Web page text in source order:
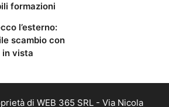
formazioni
l’esterno:
scambio con
in vista
di WEB 365 SRL - Via Nicola